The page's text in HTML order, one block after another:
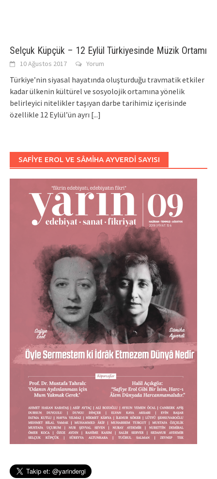
Selçuk Küpçük – 12 Eylül Türkiyesinde Müzik Ortamı
10 Ağustos 2017 Yorum
Türkiye’nin siyasal hayatında oluşturduğu travmatik etkiler
kadar ülkenin kültürel ve sosyolojik ortamına yönelik
belirleyici nitelikler taşıyan darbe tarihimiz içerisinde
özellikle 12 Eylül’ün ayrı [...]
SAFIYE EROL VE SÂMIHA AYVERDI SAYISI